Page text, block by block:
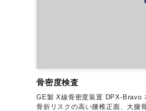
骨密度検査
GE製 X線骨密度装置 DPX-Bravo
骨折リスクの高い腰椎正面、大腿